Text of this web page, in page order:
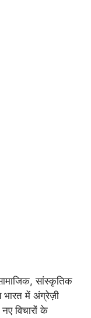
सांस्कृतिक
में अंग्रेज़ी
विचारों के